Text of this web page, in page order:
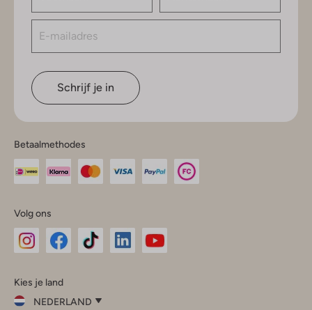
Schrijf je in
Betaalmethodes
Volg ons
InstagramFacebook
Kies je land
NEDERLAND